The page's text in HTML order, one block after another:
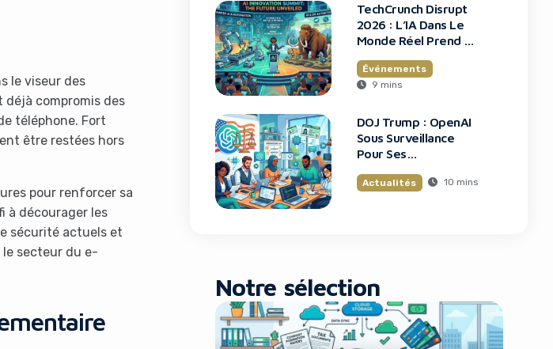
le viseur des
compromis des
téléphone. Fort
être restées hors
pour renforcer sa
à décourager les
sécurité actuels et
le secteur du e-
TechCrunch Disrupt
2026 : L’IA Dans Le
Monde Réel Prend La
Événements
9 mins
DOJ Trump : OpenAI
Sous Surveillance
Pour Ses
Actualités 10 mins
Notre sélection